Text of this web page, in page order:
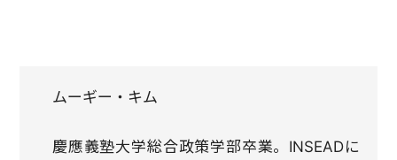
ムーギー・キム
慶應義塾大学総合政策学部卒業。INSEADに